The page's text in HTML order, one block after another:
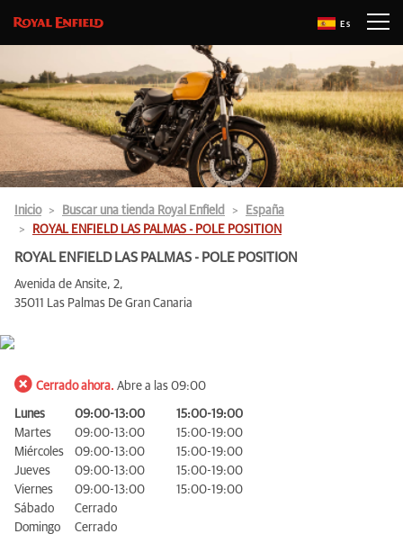
Es
Inicio Buscar una tienda Royal Enfield
España
ROYAL ENFIELD LAS PALMAS - POLE POSITION
ROYAL ENFIELD LAS PALMAS - POLE POSITION
Avenida de Ansite, 2,
35011 Las Palmas De Gran Canaria
Cerrado ahora. Abre a las 09:00
Lunes 09:00-13:00
15:00-19:00
Martes
09:00-13:00
15:00-19:00
Miércoles
09:00-13:00
15:00-19:00
Jueves
09:00-13:00
15:00-19:00
Viernes
09:00-13:00
15:00-19:00
Sábado
Cerrado
Domingo
Cerrado